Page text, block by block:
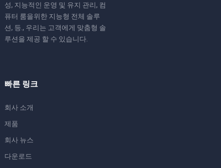
성, 지능적인 운영 및 유지 관리, 컴
퓨터 룸을위한 지능형 전체 솔루
션, 등., 우리는 고객에게 맞춤형 솔
루션을 제공 할 수 있습니다.
빠른 링크
회사 소개
제품
회사 뉴스
다운로드